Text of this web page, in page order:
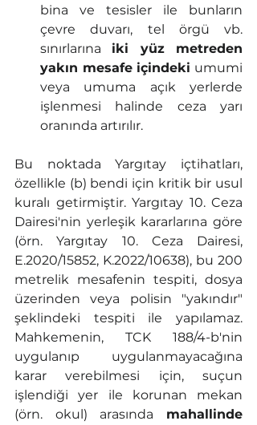
bina ve tesisler ile bunların
çevre duvarı, tel örgü vb.
sınırlarına iki yüz metreden
yakın mesafe içindeki umumi
veya umuma açık yerlerde
işlenmesi halinde ceza yarı
oranında artırılır.
Bu noktada Yargıtay içtihatları,
özellikle (b) bendi için kritik bir usul
kuralı getirmiştir. Yargıtay 10. Ceza
Dairesi'nin yerleşik kararlarına göre
(örn. Yargıtay 10. Ceza Dairesi,
E.2020/15852, K.2022/10638), bu 200
metrelik mesafenin tespiti, dosya
üzerinden veya polisin "yakındır"
şeklindeki tespiti ile yapılamaz.
Mahkemenin, TCK 188/4-b'nin
uygulanıp uygulanmayacağına
karar verebilmesi için, suçun
işlendiği yer ile korunan mekan
(örn. okul) arasında mahallinde